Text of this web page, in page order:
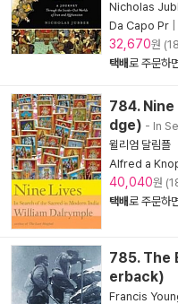
Nicholas
Da Capo Pr
32,670원
택배로 주문하
784.
dge) - In
윌리엄 달림플
Alfred a
40,040원
택배로 주문하
785. The
erback)
Francis